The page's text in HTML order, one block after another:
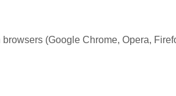
(Google Chrome, Opera,